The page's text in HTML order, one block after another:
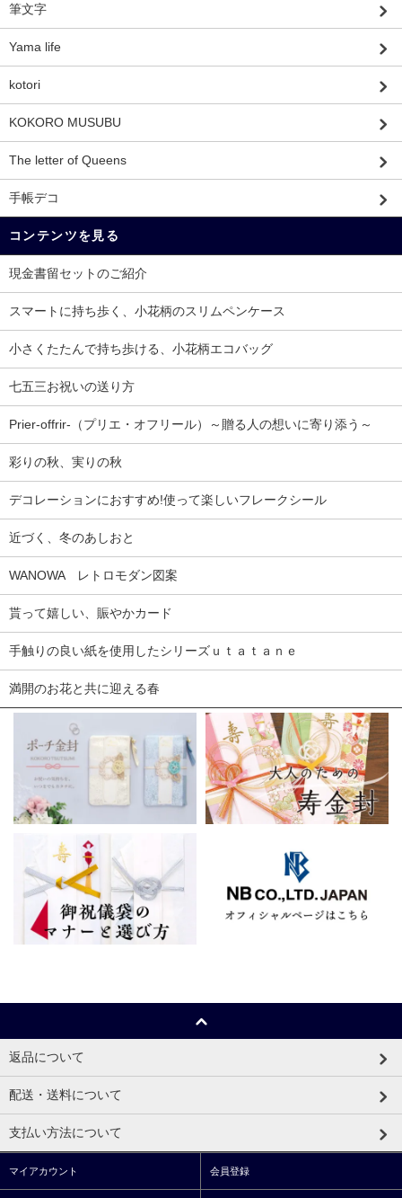
筆文字
Yama life
kotori
KOKORO MUSUBU
The letter of Queens
手帳デコ
コンテンツを見る
現金書留セットのご紹介
スマートに持ち歩く、小花柄のスリムペンケース
小さくたたんで持ち歩ける、小花柄エコバッグ
七五三お祝いの送り方
Prier-offrir-（プリエ・オフリール）～贈る人の想いに寄り添う～
彩りの秋、実りの秋
デコレーションにおすすめ!使って楽しいフレークシール
近づく、冬のあしおと
WANOWA レトロモダン図案
貰って嬉しい、賑やかカード
手触りの良い紙を使用したシリーズｕｔａｔａｎｅ
満開のお花と共に迎える春
返品について
配送・送料について
支払い方法について
マイアカウント 会員登録